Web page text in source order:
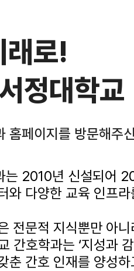
래로!
정대학교
홈페이지를 방문해주
는 2010년 신설되어
와 다양한 교육 인프
전문적 지식뿐만 아
간호학과는 ‘지성과
춘 간호 인재를 양성